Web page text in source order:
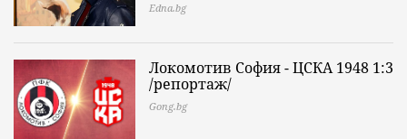
Edna.bg
Локомотив София - ЦСКА 1948 1:3
/репортаж/
Gong.bg